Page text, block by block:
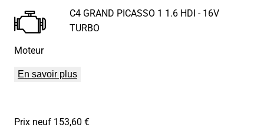
Moteur
C4 GRAND PICASSO 1 1.6 HDI - 16V
TURBO
En savoir plus
Prix neuf 153,60 €